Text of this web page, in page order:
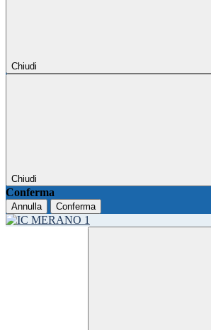
Chiudi
Chiudi
Conferma
Annulla Conferma